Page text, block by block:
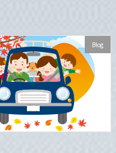
Blog